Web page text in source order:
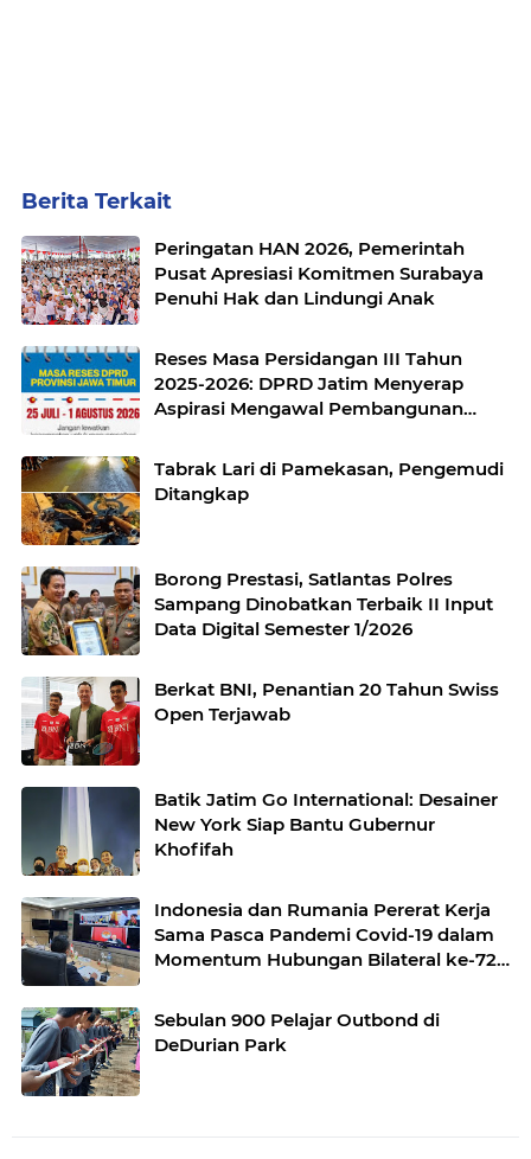
Berita Terkait
Peringatan HAN 2026, Pemerintah
Pusat Apresiasi Komitmen Surabaya
Penuhi Hak dan Lindungi Anak
Reses Masa Persidangan III Tahun
2025-2026: DPRD Jatim Menyerap
Aspirasi Mengawal Pembangunan
Tabrak Lari di Pamekasan, Pengemudi
Ditangkap
Borong Prestasi, Satlantas Polres
Sampang Dinobatkan Terbaik II Input
Data Digital Semester 1/2026
Berkat BNI, Penantian 20 Tahun Swiss
Open Terjawab
Batik Jatim Go International: Desainer
New York Siap Bantu Gubernur
Khofifah
Indonesia dan Rumania Pererat Kerja
Sama Pasca Pandemi Covid-19 dalam
Momentum Hubungan Bilateral ke-72
Sebulan 900 Pelajar Outbond di
DeDurian Park